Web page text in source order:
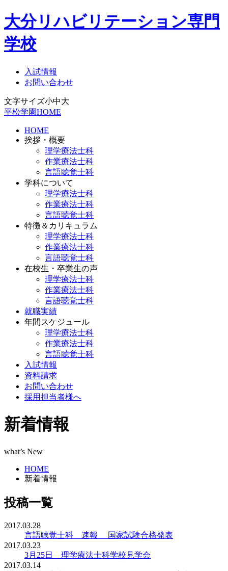
大分リハビリテーション専門
学校
入試情報
お問い合わせ
文字サイズ小中大
平松学園HOME
HOME
挨拶・概要
理学療法士科
作業療法士科
言語聴覚士科
学科について
理学療法士科
作業療法士科
言語聴覚士科
特徴＆カリキュラム
理学療法士科
作業療法士科
言語聴覚士科
在校生・卒業生の声
理学療法士科
作業療法士科
言語聴覚士科
就職実績
年間スケジュール
理学療法士科
作業療法士科
言語聴覚士科
入試情報
資料請求
お問い合わせ
採用担当者様へ
新着情報
what’s New
HOME
新着情報
投稿一覧
2017.03.28
言語聴覚士科 速報 国家試験合格発表
2017.03.23
3月25日 理学療法士科学校見学会
2017.03.14